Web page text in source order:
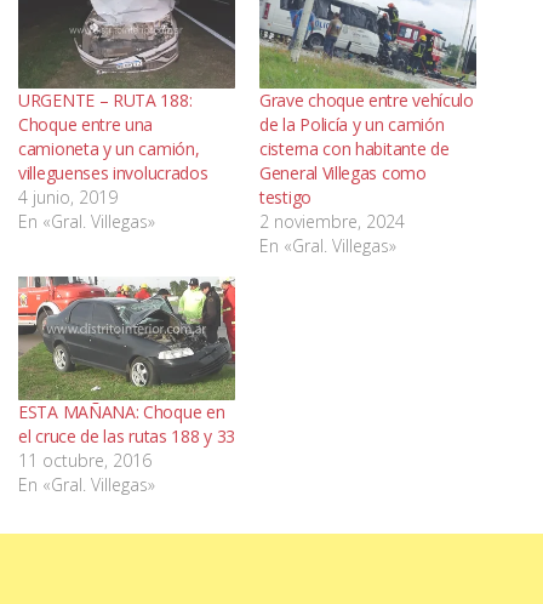
URGENTE – RUTA 188:
Choque entre una
camioneta y un camión,
villeguenses involucrados
4 junio, 2019
En «Gral. Villegas»
Grave choque entre vehículo
de la Policía y un camión
cisterna con habitante de
General Villegas como
testigo
2 noviembre, 2024
En «Gral. Villegas»
ESTA MAÑANA: Choque en
el cruce de las rutas 188 y 33
11 octubre, 2016
En «Gral. Villegas»